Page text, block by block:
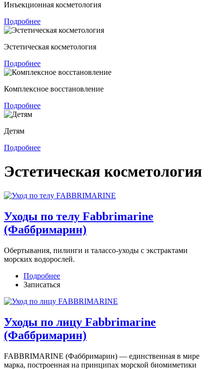
Инъекционная косметология
Подробнее
Эстетическая косметология
Подробнее
Комплексное восстановление
Подробнее
Детям
Подробнее
Эстетическая косметология
Уходы по телу Fabbrimarine
(Фаббримарин)
Обертывания, пилинги и талассо-уходы с экстрактами
морских водорослей.
Подробнее
Записаться
Уходы по лицу Fabbrimarine
(Фаббримарин)
FABBRIMARINE (Фаббримарин) — единственная в мире
марка, построенная на принципах морской биомиметики